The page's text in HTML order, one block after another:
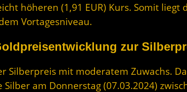
höheren (1,91 EUR) Kurs. Somit liegt
Vortagesniveau.
zur
Silberpreis mit moderatem Zuwachs.
Silber am Donnerstag (07.03.2024)